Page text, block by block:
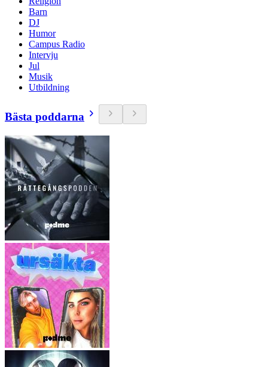
Barn
DJ
Humor
Campus Radio
Intervju
Jul
Musik
Utbildning
Bästa poddarna